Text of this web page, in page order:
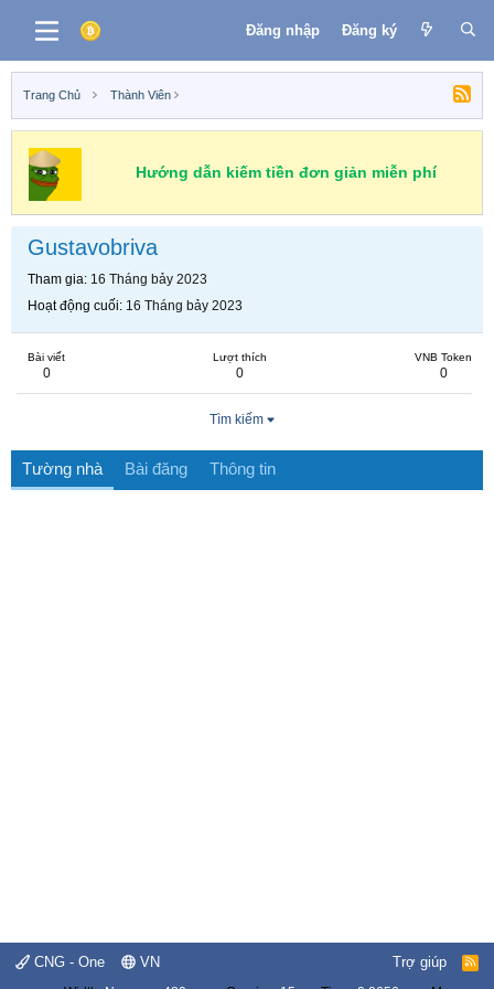
Đăng nhập Đăng ký
Trang Chủ Thành Viên
Hướng dẫn kiếm tiền đơn giản miễn phí
Gustavobriva
Tham gia 16 Tháng bảy 2023
Hoạt động cuối 16 Tháng bảy 2023
Bài viết
0
Lượt thích
0
VNB Token
0
Tìm kiếm
Tường nhà Bài đăng Thông tin
CNG - One VN Trợ giúp
R